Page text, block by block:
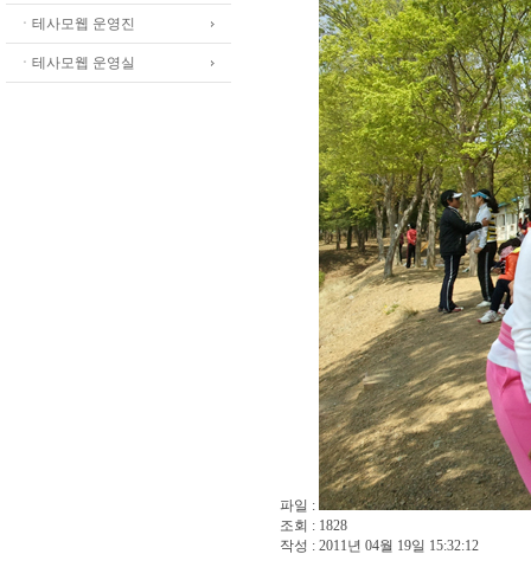
ㆍ테사모웹 운영진
ㆍ테사모웹 운영실
파일 :
조회 : 1828
작성 : 2011년 04월 19일 15:32:12